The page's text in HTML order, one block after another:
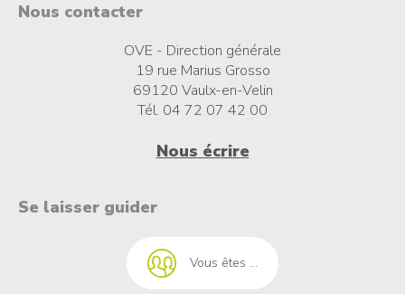
Nous contacter
OVE - Direction générale
19 rue Marius Grosso
69120 Vaulx-en-Velin
Tél. 04 72 07 42 00
Nous écrire
Se laisser guider
Vous êtes ...